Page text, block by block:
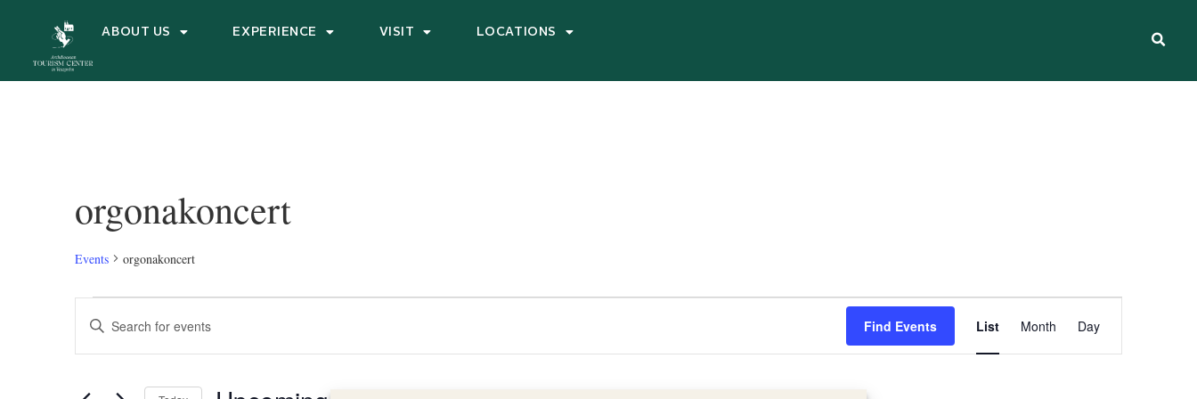
ABOUT US EXPERIENCE VISIT LOCATIONS
orgonakoncert
Events orgonakoncert
Events
Search
Enter
Keyword.
for
Find Events
Views
List Month Day